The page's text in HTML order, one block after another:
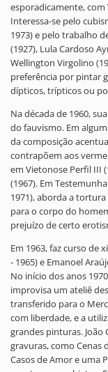
esporadicamente, com
Interessa-se pelo
1973) e pelo trabalho
(1927), Lula Cardoso
Wellington Virgolino
preferência por pintar
dípticos, trípticos ou
Na década de 1960,
do fauvismo. Em
da composição
contrapõem aos
em Vietonose Perfil III
(1967). Em
1971), aborda a
para o corpo do
prejuízo de certo
Em 1963, faz curso de
- 1965) e Emanoel
No início dos anos
improvisa um ateliê
transferido para o
com liberdade, e a
grandes pinturas. João
gravuras, como Cenas
Casos de Amor e uma